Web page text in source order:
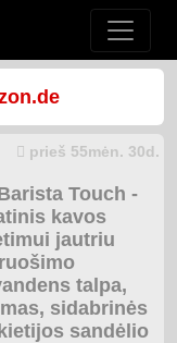
prieš 55mėn. 30d.
Touch -
kavos
jautriu
talpa,
sidabrinės
sandėlio